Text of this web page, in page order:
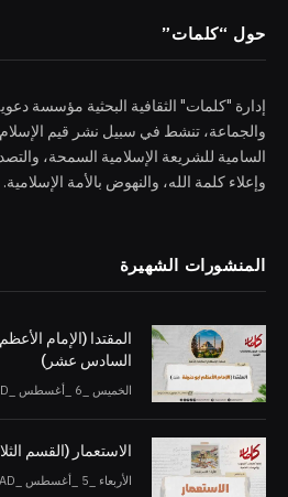
حول “كلمات”
إدارة "كلمات" الثقافية البحثية مؤسسة
والجماعة، تنشط في سبيل نشر قيم الإسلام
السامية للشريعة الإسلامية السمحة،
وإعلاء كلمة الله، والنهوض بالأمة الإسلامية.
المنشورات الشهيرة
المقتدا (الإمام
السادس عشر)
الخميس _6 _أغسطس _2026AH 6-8-2026AD
الاستعمار (القسم
الأربعاء _5 _أغسطس _2026AH 5-8-2026AD